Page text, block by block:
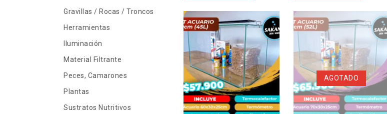
AGOTADO
Gravillas / Rocas / Troncos
Herramientas
Iluminación
Material Filtrante
Peces, Camarones
Plantas
Sustratos Nutritivos